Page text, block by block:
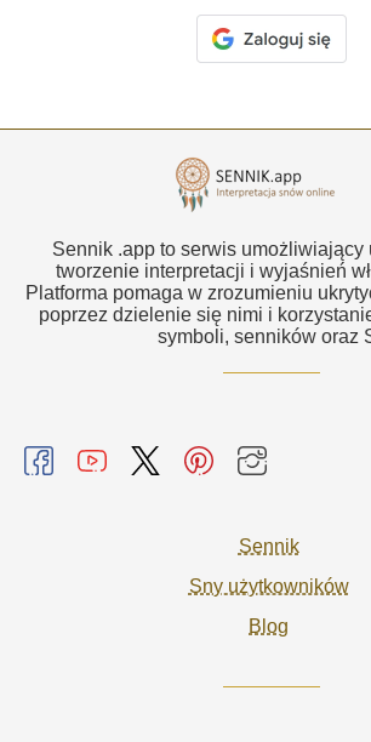
Sennik .app to serwis umożliwiający
tworzenie interpretacji i wyjaśnień
Platforma pomaga w zrozumieniu
poprzez dzielenie się nimi i
symboli, senników oraz
Sennik
Sny użytkowników
Blog